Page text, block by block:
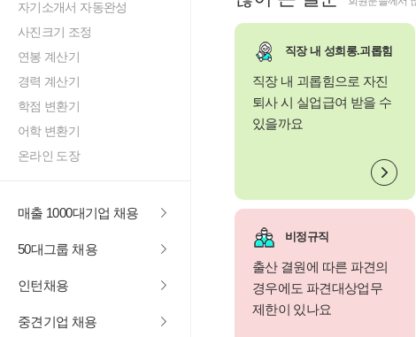
자기소개서 자동완성
사진크기 조정
연봉 계산기
경력 계산기
학점 변환기
어학 변환기
온라인 도장
매출 1000대기업 채용
50대그룹 채용
인턴채용
중견기업 채용
직장 내 성희롱.괴롭힘
직장 내 괴롭힘으로 자진
퇴사 시 실업급여 받을 수
있을까요
비정규직
출산 결원에 따른 파견의
경우에도 파견대상업무
제한이 있나요